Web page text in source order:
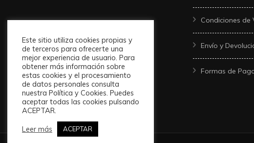
Condiciones de
Envío y
Formas de
Este sitio utiliza cookies propias y
de terceros para ofrecerte una
mejor experiencia de usuario. Para
obtener más información sobre
estas cookies y el procesamiento
de datos personales consulta
nuestra Política y Cookies. Puedes
aceptar todas las cookies pulsando
ACEPTAR.
Leer más
ACEPTAR